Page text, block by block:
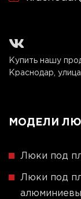
Купить нашу
Краснодар,
МОДЕЛИ
Люки под
Люки под